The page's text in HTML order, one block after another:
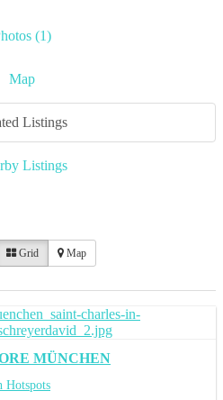
(1)
Map
Listings
Listings
Grid Map
MÜNCHEN
Hotspots